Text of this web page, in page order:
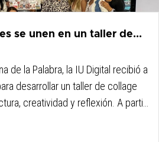
se unen en un taller de...
de la Palabra, la IU Digital recibió a
desarrollar un taller de collage
creatividad y reflexión. A partir
la lectura”...